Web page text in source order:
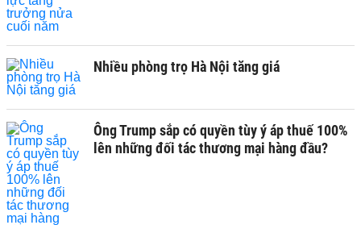
Nhiều phòng trọ Hà Nội tăng giá
Ông Trump sắp có quyền tùy ý áp thuế 100%
lên những đối tác thương mại hàng đầu?